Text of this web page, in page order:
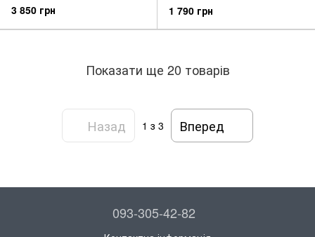
3 850 грн 1 790 грн
Показати ще 20 товарів
Назад 1 з 3 Вперед
093-305-42-82